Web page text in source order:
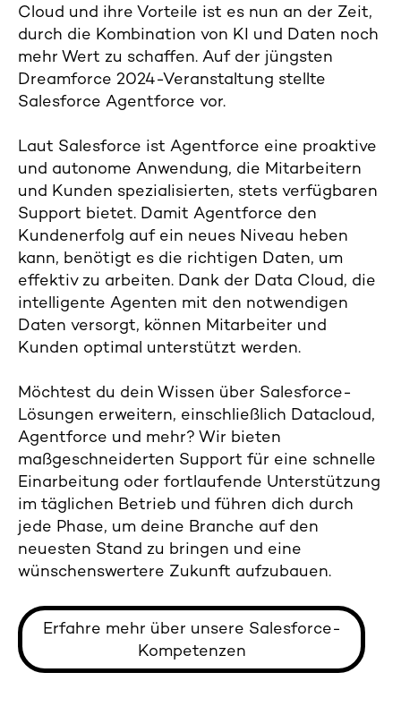
Cloud und ihre Vorteile ist es nun an der Zeit,
durch die Kombination von KI und Daten noch
mehr Wert zu schaffen. Auf der jüngsten
Dreamforce 2024-Veranstaltung stellte
Salesforce Agentforce vor.
Laut Salesforce ist Agentforce eine proaktive
und autonome Anwendung, die Mitarbeitern
und Kunden spezialisierten, stets verfügbaren
Support bietet. Damit Agentforce den
Kundenerfolg auf ein neues Niveau heben
kann, benötigt es die richtigen Daten, um
effektiv zu arbeiten. Dank der Data Cloud, die
intelligente Agenten mit den notwendigen
Daten versorgt, können Mitarbeiter und
Kunden optimal unterstützt werden.
Möchtest du dein Wissen über Salesforce-
Lösungen erweitern, einschließlich Datacloud,
Agentforce und mehr? Wir bieten
maßgeschneiderten Support für eine schnelle
Einarbeitung oder fortlaufende Unterstützung
im täglichen Betrieb und führen dich durch
jede Phase, um deine Branche auf den
neuesten Stand zu bringen und eine
wünschenswertere Zukunft aufzubauen.
Erfahre mehr über unsere Salesforce-
Kompetenzen